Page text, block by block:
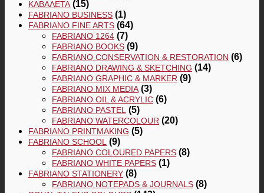
ΚΑΒΑΛΈΤΑ (15)
FABRIANO BUSINESS (1)
FABRIANO FINE ARTS (64)
FABRIANO 1264 (7)
FABRIANO BOOKS (9)
FABRIANO CONSERVATION & RESTORATION (6)
FABRIANO DRAWING & SKETCHING (14)
FABRIANO GRAPHIC & MARKER (9)
FABRIANO MIX MEDIA (3)
FABRIANO OIL & ACRYLIC (6)
FABRIANO PASTEL (5)
FABRIANO WATERCOLOUR (20)
FABRIANO PRINTMAKING (5)
FABRIANO SCHOOL (9)
FABRIANO COLOURED PAPERS (8)
FABRIANO WHITE PAPERS (1)
FABRIANO STATIONERY (8)
FABRIANO NOTEPADS & JOURNALS (8)